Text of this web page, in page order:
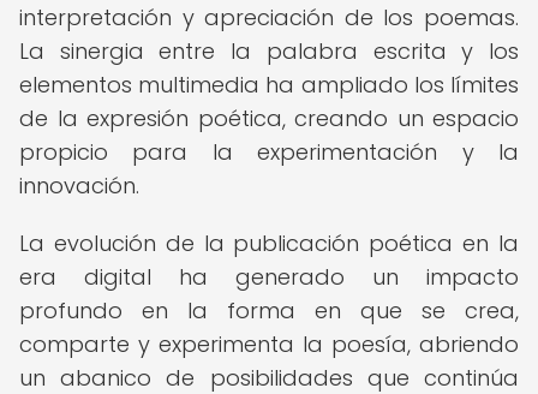
interpretación y apreciación de los poemas.
La sinergia entre la palabra escrita y los
elementos multimedia ha ampliado los límites
de la expresión poética, creando un espacio
propicio para la experimentación y la
innovación.
La evolución de la publicación poética en la
era digital ha generado un impacto
profundo en la forma en que se crea,
comparte y experimenta la poesía, abriendo
un abanico de posibilidades que continúa